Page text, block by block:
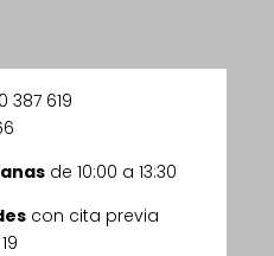
387 619
de 10:00 a 13:30
con cita previa